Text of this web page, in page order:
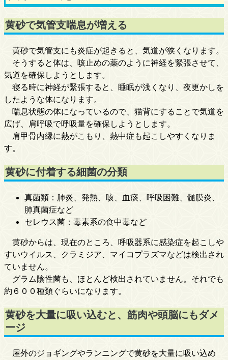
黄砂で気管支喘息が増える
黄砂で気管支にも炎症が起きると、気道が狭くなります。
そうすると体は、咳止めの薬のように神経を緊張させて、
気道を確保しようとします。
寝る時に神経が緊張すると、睡眠が浅くなり、夜更かしを
したような体になります。
喘息状態の体になっているので、猫背にすることで気道を
広げ、肩呼吸で呼吸量を確保しようとします。
肩甲骨内縁に熱がこもり、熱中症も起こしやすくなりま
す。
黄砂に付着する細菌の分類
真菌類：肺炎、発熱、咳、血痰、呼吸困難、髄膜炎、
肺真菌症など
セレウス菌：毒素系の食中毒など
黄砂からは、現在のところ、呼吸器系に感染症を起こしや
すいウイルス、クラミジア、マイコプラズマなどは検出され
ていません。
グラム陰性菌も、ほとんど検出されていません。それでも
約６００種類ぐらいになります。
黄砂を大量に吸い込むと、筋肉や頭脳にもダメ
ージ
屋外のジョギングやランニングで黄砂を大量に吸い込め